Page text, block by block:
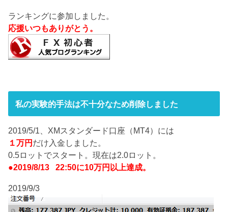
ランキングに参加しました。
応援いつもありがとう。
私の実験的手法は不十分なため削除しました
2019/5/1、XMスタンダード口座（MT4）には
１万円 だけ入金しました。
0.5ロットでスタート。現在は2.0ロット。
●2019/8/13 22:50に10万円以上達成。
2019/9/3